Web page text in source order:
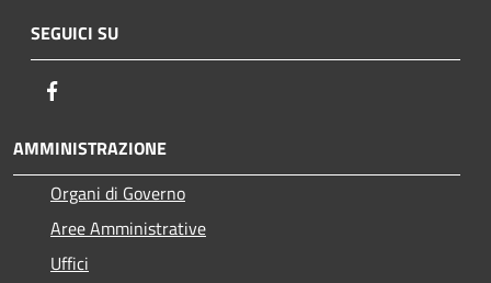
SEGUICI SU
AMMINISTRAZIONE
Organi di Governo
Aree Amministrative
Uffici